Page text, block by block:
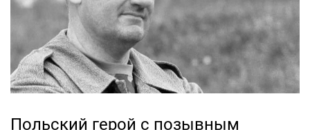
Польский герой с позывным